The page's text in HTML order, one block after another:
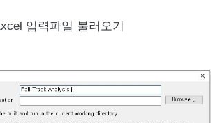
입력파일 불러오기